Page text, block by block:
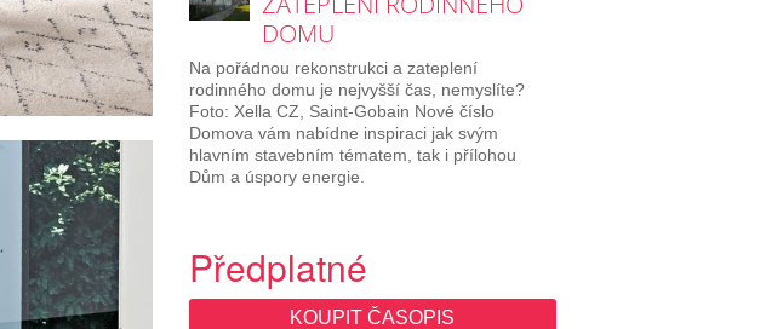
DOMU
Na pořádnou rekonstrukci a zateplení
rodinného domu je nejvyšší čas, nemyslíte?
Foto: Xella CZ, Saint-Gobain Nové číslo
Domova vám nabídne inspiraci jak svým
hlavním stavebním tématem, tak i přílohou
Dům a úspory energie.
Předplatné
KOUPIT ČASOPIS